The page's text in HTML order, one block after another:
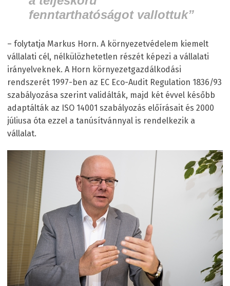
fenntarthatóságot vallottuk”
– folytatja Markus Horn. A környezetvédelem kiemelt
vállalati cél, nélkülözhetetlen részét képezi a vállalati
irányelveknek. A Horn környezetgazdálkodási
rendszerét 1997-ben az EC Eco-Audit Regulation 1836/93
szabályozása szerint validálták, majd két évvel később
adaptálták az ISO 14001 szabályozás előírásait és 2000
júliusa óta ezzel a tanúsítvánnyal is rendelkezik a
vállalat.